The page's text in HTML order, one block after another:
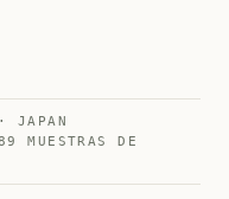
MUESTRAS DE